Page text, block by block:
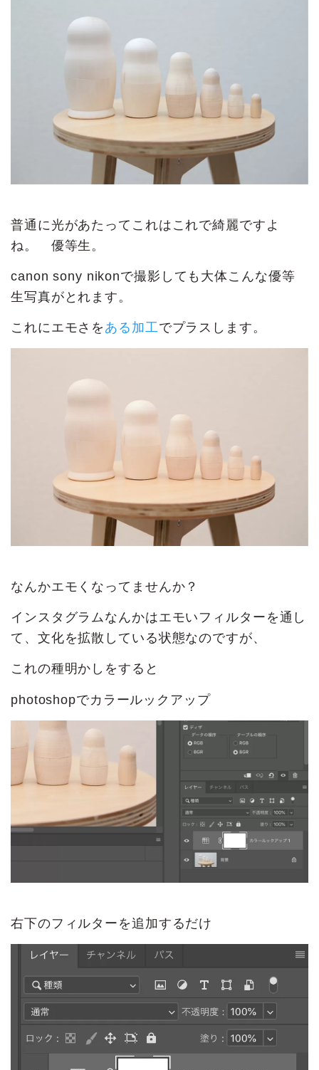
普通に光があたってこれはこれで綺麗ですよ
ね。 優等生。
canon sony nikonで撮影しても大体こんな優等
生写真がとれます。
これにエモさを ある加工 でプラスします。
なんかエモくなってませんか？
インスタグラムなんかはエモいフィルターを通し
て、文化を拡散している状態なのですが、
これの種明かしをすると
photoshopでカラールックアップ
右下のフィルターを追加するだけ